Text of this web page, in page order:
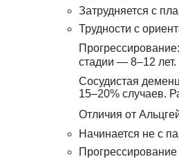
Затрудняется с
Трудности с
стадии — 8–12 лет.
Сосудистая
15–20% случаев.
Отличия от
Начинается не с